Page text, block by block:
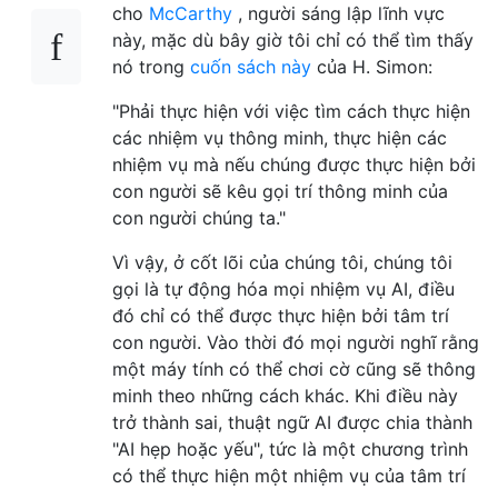
cho McCarthy , người sáng lập lĩnh vực
này, mặc dù bây giờ tôi chỉ có thể tìm thấy
nó trong cuốn sách này của H. Simon:
"Phải thực hiện với việc tìm cách thực hiện
các nhiệm vụ thông minh, thực hiện các
nhiệm vụ mà nếu chúng được thực hiện bởi
con người sẽ kêu gọi trí thông minh của
con người chúng ta."
Vì vậy, ở cốt lõi của chúng tôi, chúng tôi
gọi là tự động hóa mọi nhiệm vụ AI, điều
đó chỉ có thể được thực hiện bởi tâm trí
con người. Vào thời đó mọi người nghĩ rằng
một máy tính có thể chơi cờ cũng sẽ thông
minh theo những cách khác. Khi điều này
trở thành sai, thuật ngữ AI được chia thành
"AI hẹp hoặc yếu", tức là một chương trình
có thể thực hiện một nhiệm vụ của tâm trí